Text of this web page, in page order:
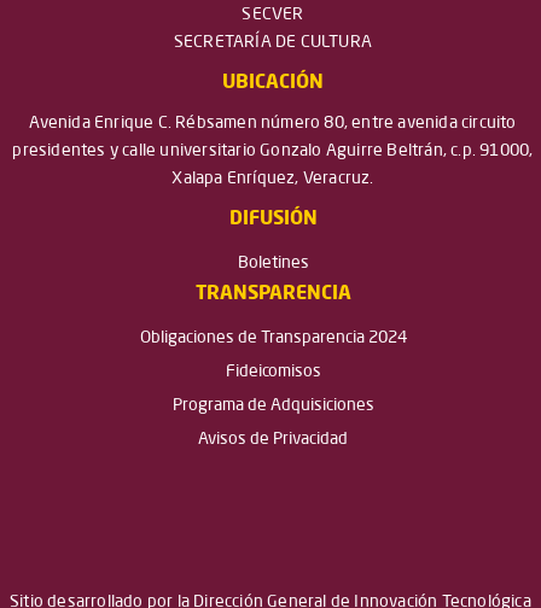
SECVER
SECRETARÍA DE CULTURA
UBICACIÓN
Avenida Enrique C. Rébsamen número 80, entre avenida circuito
presidentes y calle universitario Gonzalo Aguirre Beltrán, c.p. 91000,
Xalapa Enríquez, Veracruz.
DIFUSIÓN
Boletines
TRANSPARENCIA
Obligaciones de Transparencia 2024
Fideicomisos
Programa de Adquisiciones
Avisos de Privacidad
Sitio desarrollado por la Dirección General de Innovación Tecnológica